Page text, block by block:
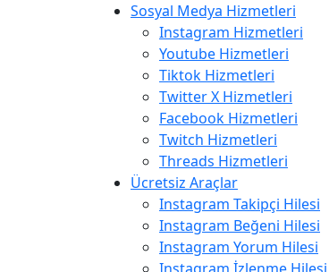
Sosyal Medya Hizmetleri
Instagram Hizmetleri
Youtube Hizmetleri
Tiktok Hizmetleri
Twitter X Hizmetleri
Facebook Hizmetleri
Twitch Hizmetleri
Threads Hizmetleri
Ücretsiz Araçlar
Instagram Takipçi Hilesi
Instagram Beğeni Hilesi
Instagram Yorum Hilesi